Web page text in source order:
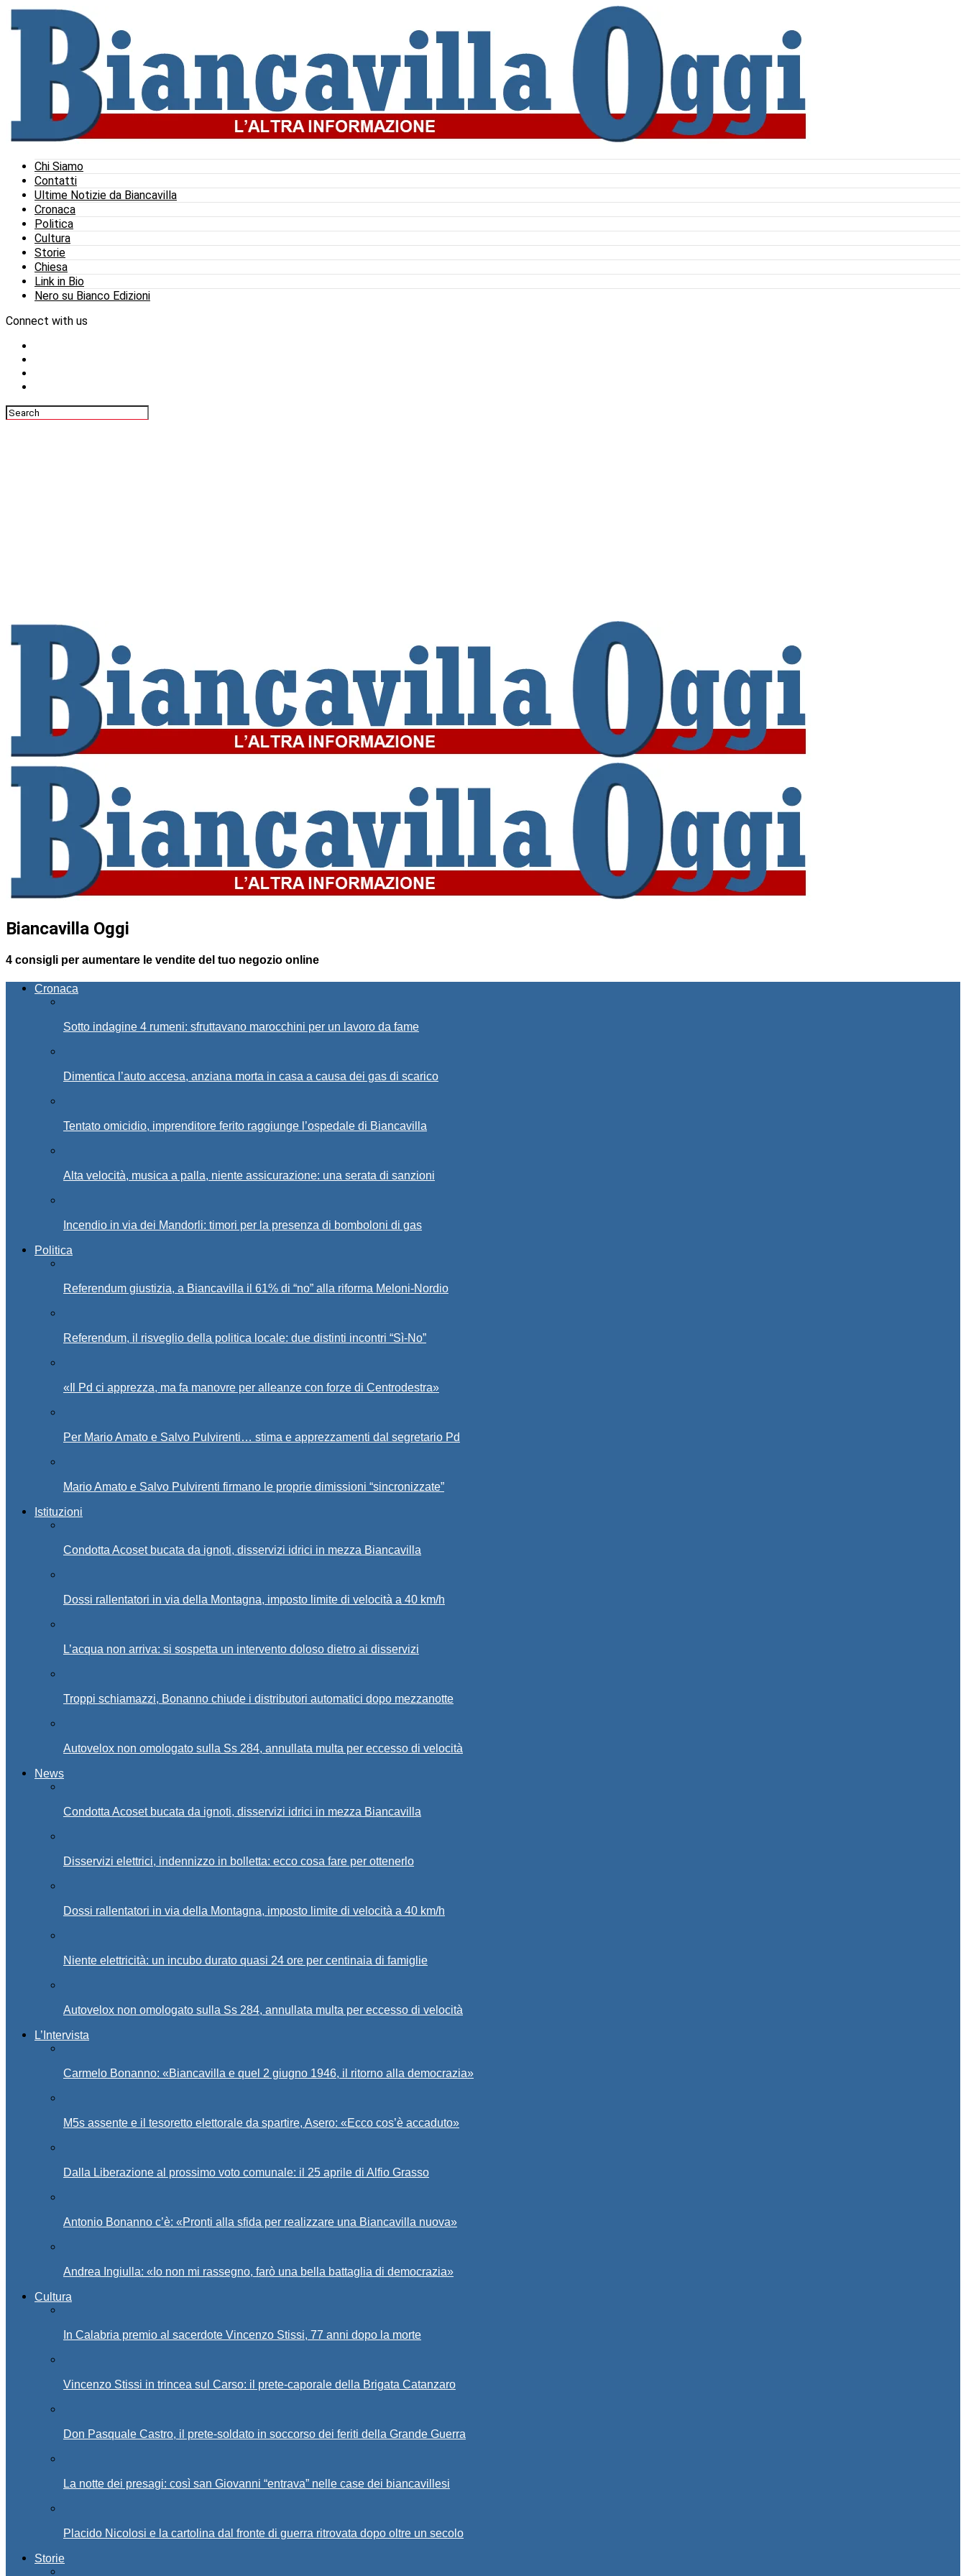
Chi Siamo
Contatti
Ultime Notizie da Biancavilla
Cronaca
Politica
Cultura
Storie
Chiesa
Link in Bio
Nero su Bianco Edizioni
Connect with us
Biancavilla Oggi
4 consigli per aumentare le vendite del tuo negozio online
Cronaca
Sotto indagine 4 rumeni: sfruttavano marocchini per un lavoro da fame
Dimentica l’auto accesa, anziana morta in casa a causa dei gas di scarico
Tentato omicidio, imprenditore ferito raggiunge l’ospedale di Biancavilla
Alta velocità, musica a palla, niente assicurazione: una serata di sanzioni
Incendio in via dei Mandorli: timori per la presenza di bomboloni di gas
Politica
Referendum giustizia, a Biancavilla il 61% di “no” alla riforma Meloni-Nordio
Referendum, il risveglio della politica locale: due distinti incontri “Sì-No”
«Il Pd ci apprezza, ma fa manovre per alleanze con forze di Centrodestra»
Per Mario Amato e Salvo Pulvirenti… stima e apprezzamenti dal segretario Pd
Mario Amato e Salvo Pulvirenti firmano le proprie dimissioni “sincronizzate”
Istituzioni
Condotta Acoset bucata da ignoti, disservizi idrici in mezza Biancavilla
Dossi rallentatori in via della Montagna, imposto limite di velocità a 40 km/h
L’acqua non arriva: si sospetta un intervento doloso dietro ai disservizi
Troppi schiamazzi, Bonanno chiude i distributori automatici dopo mezzanotte
Autovelox non omologato sulla Ss 284, annullata multa per eccesso di velocità
News
Condotta Acoset bucata da ignoti, disservizi idrici in mezza Biancavilla
Disservizi elettrici, indennizzo in bolletta: ecco cosa fare per ottenerlo
Dossi rallentatori in via della Montagna, imposto limite di velocità a 40 km/h
Niente elettricità: un incubo durato quasi 24 ore per centinaia di famiglie
Autovelox non omologato sulla Ss 284, annullata multa per eccesso di velocità
L’Intervista
Carmelo Bonanno: «Biancavilla e quel 2 giugno 1946, il ritorno alla democrazia»
M5s assente e il tesoretto elettorale da spartire, Asero: «Ecco cos’è accaduto»
Dalla Liberazione al prossimo voto comunale: il 25 aprile di Alfio Grasso
Antonio Bonanno c’è: «Pronti alla sfida per realizzare una Biancavilla nuova»
Andrea Ingiulla: «Io non mi rassegno, farò una bella battaglia di democrazia»
Cultura
In Calabria premio al sacerdote Vincenzo Stissi, 77 anni dopo la morte
Vincenzo Stissi in trincea sul Carso: il prete-caporale della Brigata Catanzaro
Don Pasquale Castro, il prete-soldato in soccorso dei feriti della Grande Guerra
La notte dei presagi: così san Giovanni “entrava” nelle case dei biancavillesi
Placido Nicolosi e la cartolina dal fronte di guerra ritrovata dopo oltre un secolo
Storie